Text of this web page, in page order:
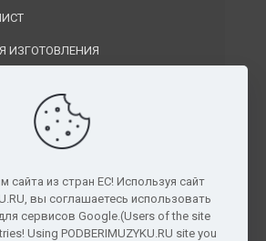
ИЗГОТОВЛЕНИЯ
ВОЗВРАТА
область, Центральный
РФ, Россия
сайта из стран ЕС! Используя сайт
вы соглашаетесь использовать
сервисов Google.(Users of the site
Using PODBERIMUZYKU.RU site you